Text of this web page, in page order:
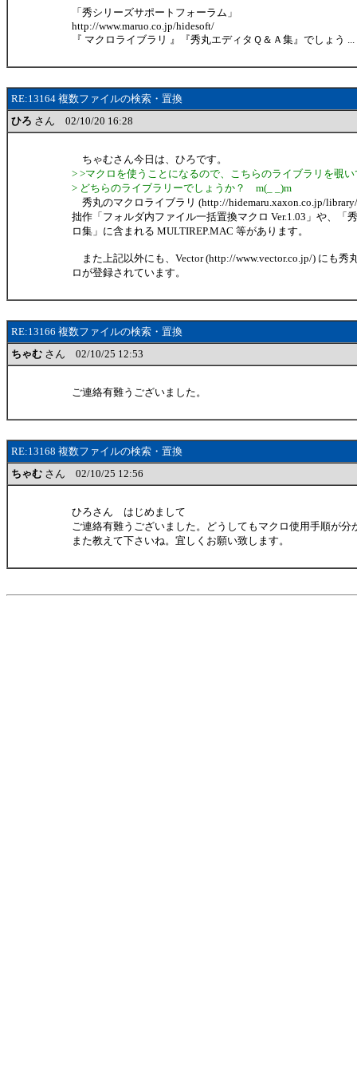
「秀シリーズサポートフォーラム」
http://www.maruo.co.jp/hidesoft/
『 マクロライブラリ 』『秀丸エディタＱ＆Ａ集』でしょう ...
RE:13164 複数ファイルの検索・置換
ひろ さん 02/10/20 16:28
ちゃむさん今日は、ひろです。
> >マクロを使うことになるので、こちらのライブラリを覗
> どちらのライブラリーでしょうか？ m(_ _)m
秀丸のマクロライブラリ (http://hidemaru.xaxon.co.jp/
拙作「フォルダ内ファイル一括置換マクロ Ver.1.03」や、「
ロ集」に含まれる MULTIREP.MAC 等があります。
また上記以外にも、Vector (http://www.vector.co.jp/) にも秀
ロが登録されています。
RE:13166 複数ファイルの検索・置換
ちゃむ さん 02/10/25 12:53
ご連絡有難うございました。
RE:13168 複数ファイルの検索・置換
ちゃむ さん 02/10/25 12:56
ひろさん はじめまして
ご連絡有難うございました。どうしてもマクロ使用手順が分
また教えて下さいね。宜しくお願い致します。